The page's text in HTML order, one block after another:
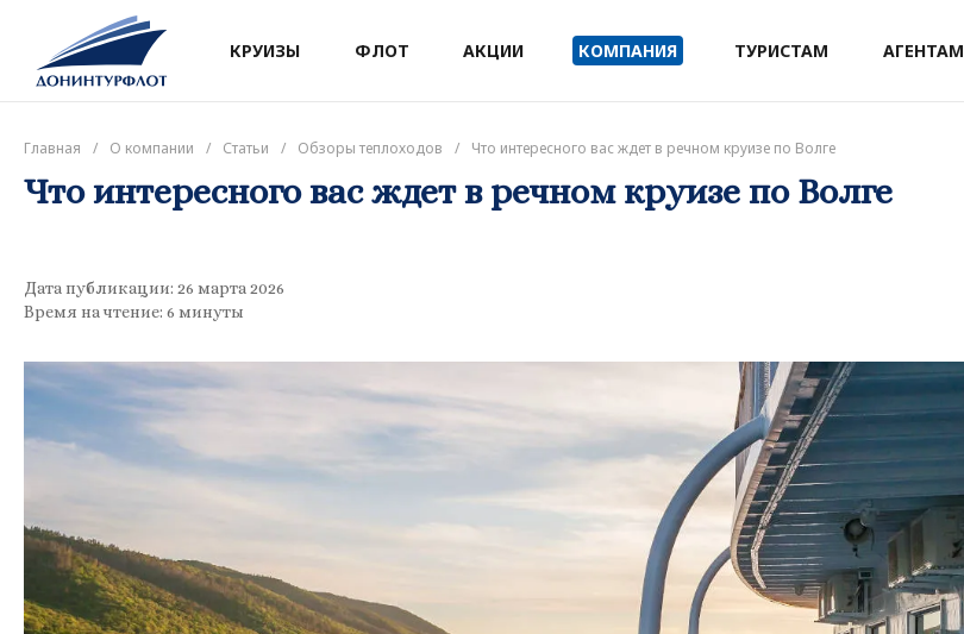
КРУИЗЫ ФЛОТ АКЦИИ КОМПАНИЯ ТУРИСТАМ АГЕНТАМ
Главная / О компании / Статьи / Обзоры теплоходов / Что интересного вас ждет в речном круизе по Волге
Что интересного вас ждет в речном круизе по Волге
Дата публикации: 26 марта 2026
Время на чтение: 6 минуты